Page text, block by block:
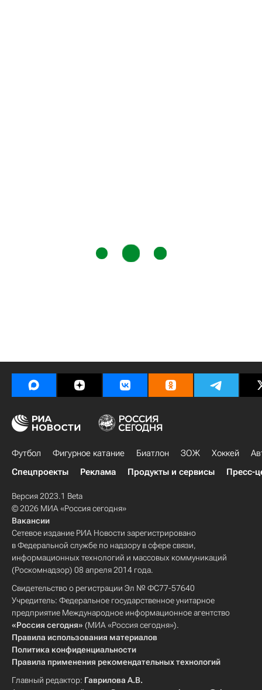
Футбол Фигурное катание Биатлон ЗОЖ Хоккей
Спецпроекты
Реклама Продукты и сервисы Пресс-
Версия 2023.1 Beta
© 2026 МИА «Россия сегодня»
Вакансии
Сетевое издание РИА Новости зарегистрировано
в Федеральной службе по надзору в сфере связи,
информационных технологий и массовых коммуникаций
(Роскомнадзор) 08 апреля 2014 года.
Свидетельство о регистрации Эл № ФС77-57640
Учредитель: Федеральное государственное унитарное
предприятие Международное информационное агентство
«Россия сегодня» (МИА «Россия сегодня»).
Правила использования материалов
Политика конфиденциальности
Правила применения рекомендательных технологий
Главный редактор: Гаврилова А.В.